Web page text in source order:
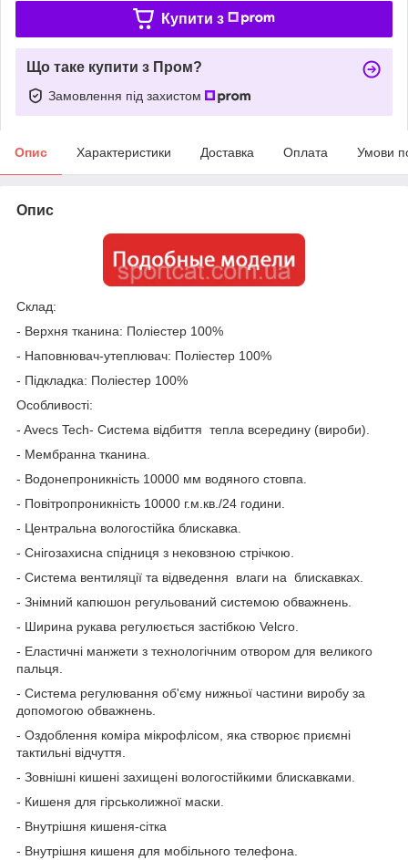
Купити з
Що таке купити з Пром?
Замовлення під захистом
Опис Характеристики Доставка Оплата Умови
Опис
Склад:
- Верхня тканина: Поліестер 100%
- Наповнювач-утеплювач: Поліестер 100%
- Підкладка: Поліестер 100%
Особливості:
- Avecs Tech- Система відбиття тепла всередину (вироби).
- Мембранна тканина.
- Водонепроникність 10000 мм водяного стовпа.
- Повітропроникність 10000 г.м.кв./24 години.
- Центральна вологостійка блискавка.
- Снігозахисна спідниця з нековзною стрічкою.
- Система вентиляції та відведення влаги на блискавках.
- Знімний капюшон регульований системою обважнень.
- Ширина рукава регулюється застібкою Velcro.
- Еластичні манжети з технологічним отвором для великого
пальця.
- Система регулювання об'єму нижньої частини виробу за
допомогою обважнень.
- Оздоблення коміра мікрофлісом, яка створює приємні
тактильні відчуття.
- Зовнішні кишені захищені вологостійкими блискавками.
- Кишеня для гірськолижної маски.
- Внутрішня кишеня-сітка
- Внутрішня кишеня для мобільного телефона.